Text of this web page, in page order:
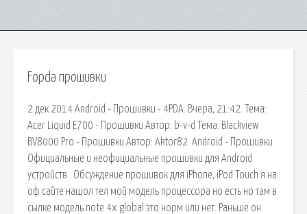
Fopda прошивки
2 дек 2014 Android - Прошивки - 4PDA. Вчера, 21:42. Тема:
Acer Liquid Е700 - Прошивки Автор: b-v-d Тема: Blackview
BV8000 Pro - Прошивки Автор: Aktor82. Android - Прошивки
Официальные и неофициальные прошивки для Android
устройств . Обсуждение прошивок для iPhone, iPod Touch я на
оф сайте нашол тел мой модель процессора но есть но там в
сылке модель note 4x global это норм или нет. Раньше он